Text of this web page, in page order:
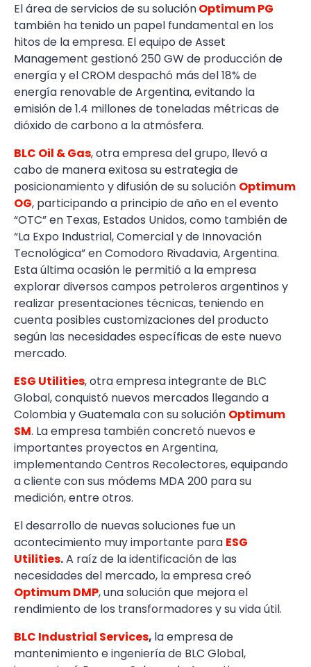
El área de servicios de su soluciónOptimum PG
también ha tenido un papel fundamental en los
hitos de la empresa. El equipo de Asset
Management gestionó 250 GW de producción de
energía y el CROM despachó más del 18% de
energía renovable de Argentina, evitando la
emisión de 1.4 millones de toneladas métricas de
dióxido de carbono a la atmósfera.
BLC Oil & Gas, otra empresa del grupo, llevó a
cabo de manera exitosa su estrategia de
posicionamiento y difusión de su solución Optimum
OG, participando a principio de año en el evento
“OTC” en Texas, Estados Unidos, como también de
“La Expo Industrial, Comercial y de Innovación
Tecnológica” en Comodoro Rivadavia, Argentina.
Esta última ocasión le permitió a la empresa
explorar diversos campos petroleros argentinos y
realizar presentaciones técnicas, teniendo en
cuenta posibles customizaciones del producto
según las necesidades específicas de este nuevo
mercado.
ESG Utilities, otra empresa integrante de BLC
Global, conquistó nuevos mercados llegando a
Colombia y Guatemala con su solución Optimum
SM. La empresa también concretó nuevos e
importantes proyectos en Argentina,
implementando Centros Recolectores, equipando
a cliente con sus módems MDA 200 para su
medición, entre otros.
El desarrollo de nuevas soluciones fue un
acontecimiento muy importante para ESG
Utilities.A raíz de la identificación de las
necesidades del mercado, la empresa creó
Optimum DMP, una solución que mejora el
rendimiento de los transformadores y su vida útil.
BLC Industrial Services, la empresa de
mantenimiento e ingeniería de BLC Global,